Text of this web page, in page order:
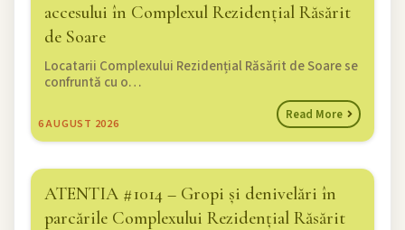
accesului în Complexul Rezidențial Răsărit
de Soare
6 AUGUST 2026
Locatarii Complexului Rezidențial Răsărit de Soare se
confruntă cu o…
Read More
ATENTIA #1014 – Gropi și denivelări în
parcările Complexului Rezidențial Răsărit